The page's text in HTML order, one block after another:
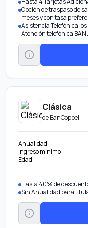
Opción de traspaso de
meses y con tasa
Asistencia Telefónica
Atención telefónica
Clásica
deBanCoppel
Anualidad
Ingreso mínimo
Edad
Hasta 40% de
Sin Anualidad para